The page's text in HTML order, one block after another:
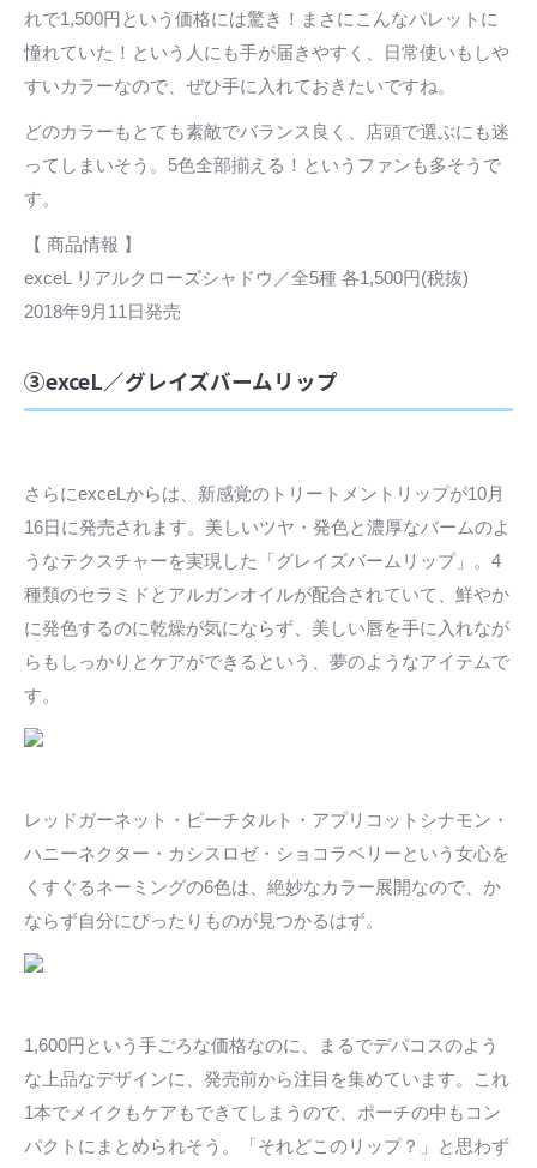
れで1,500円という価格には驚き！まさにこんなパレットに
憧れていた！という人にも手が届きやすく、日常使いもしや
すいカラーなので、ぜひ手に入れておきたいですね。
どのカラーもとても素敵でバランス良く、店頭で選ぶにも迷
ってしまいそう。5色全部揃える！というファンも多そうで
す。
【 商品情報 】
exceL リアルクローズシャドウ／全5種 各1,500円(税抜)
2018年9月11日発売
③exceL／グレイズバームリップ
さらにexceLからは、新感覚のトリートメントリップが10月
16日に発売されます。美しいツヤ・発色と濃厚なバームのよ
うなテクスチャーを実現した「グレイズバームリップ」。4
種類のセラミドとアルガンオイルが配合されていて、鮮やか
に発色するのに乾燥が気にならず、美しい唇を手に入れなが
らもしっかりとケアができるという、夢のようなアイテムで
す。
レッドガーネット・ピーチタルト・アプリコットシナモン・
ハニーネクター・カシスロゼ・ショコラベリーという女心を
くすぐるネーミングの6色は、絶妙なカラー展開なので、か
ならず自分にぴったりものが見つかるはず。
1,600円という手ごろな価格なのに、まるでデパコスのよう
な上品なデザインに、発売前から注目を集めています。これ
1本でメイクもケアもできてしまうので、ポーチの中もコン
パクトにまとめられそう。「それどこのリップ？」と思わず